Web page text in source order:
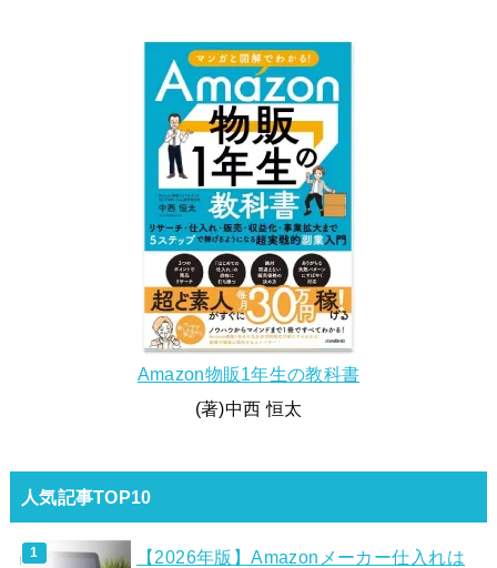
Amazon物販1年生の教科書
(著)中西 恒太
人気記事TOP10
【2026年版】Amazonメーカー仕入れは